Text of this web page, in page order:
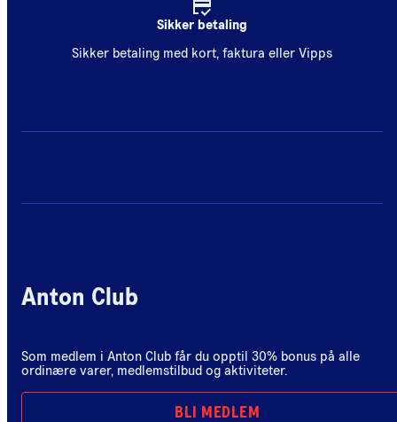
Sikker betaling
Sikker betaling med kort, faktura eller Vipps
Anton Club
Som medlem i Anton Club får du opptil 30% bonus på alle
ordinære varer, medlemstilbud og aktiviteter.
BLI MEDLEM